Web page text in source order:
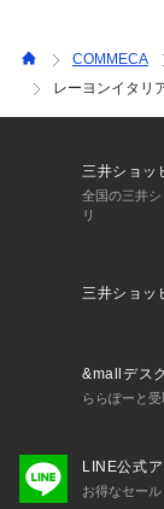
COMMECA
レーヨンイタリ
三井ショッ
全国の三井
リ
三井ショッ
&mallデスク
ららぽーと
LINE公式
お得なセー